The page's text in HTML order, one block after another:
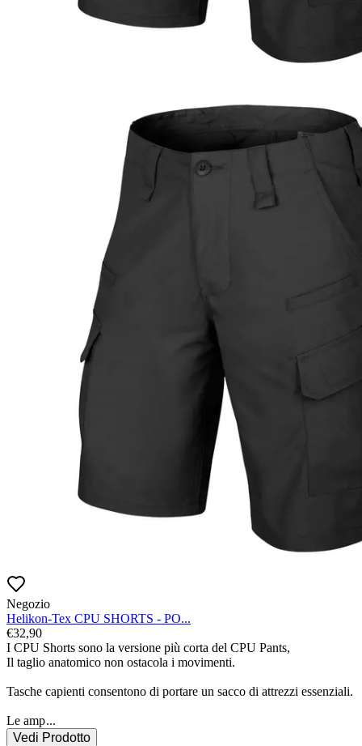
Negozio
Helikon-Tex CPU SHORTS - PO...
€32,90
I CPU Shorts sono la versione più corta del CPU Pants,
Il taglio anatomico non ostacola i movimenti.
Tasche capienti consentono di portare un sacco di attrezzi essenziali.
Le amp...
Vedi Prodotto